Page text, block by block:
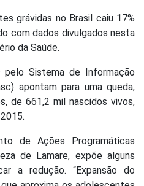
grávidas no Brasil caiu 17%
com dados divulgados nesta
da Saúde.
pelo Sistema de Informação
apontam para uma queda,
de 661,2 mil nascidos vivos,
de Ações Programáticas
de Lamare, expõe alguns
a redução. “Expansão do